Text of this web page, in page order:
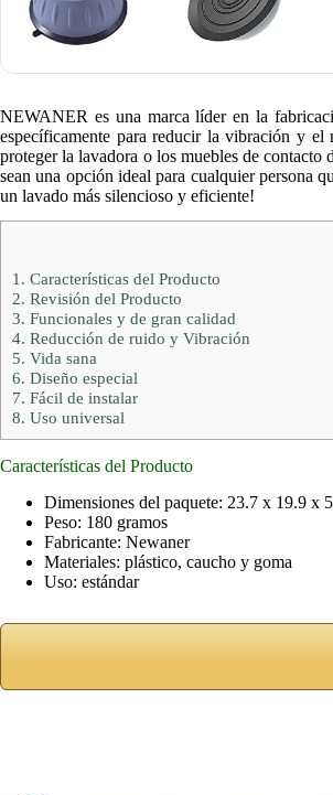
NEWANER es una marca líder en la
específicamente para reducir la vibración y
proteger la lavadora o los muebles de
sean una opción ideal para cualquier persona
un lavado más silencioso y eficiente!
1. Características del Producto
2. Revisión del Producto
3. Funcionales y de gran calidad
4. Reducción de ruido y Vibración
5. Vida sana
6. Diseño especial
7. Fácil de instalar
8. Uso universal
Características del Producto
Dimensiones del paquete: 23.7 x 19.9 x
Peso: 180 gramos
Fabricante: Newaner
Materiales: plástico, caucho y goma
Uso: estándar